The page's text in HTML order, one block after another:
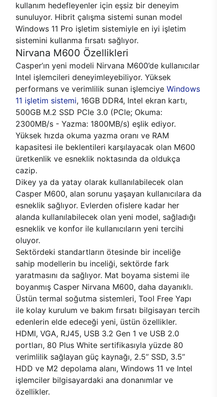
kullanım hedefleyenler için eşsiz bir deneyim
sunuluyor. Hibrit çalışma sistemi sunan model
Windows 11 Pro işletim sistemiyle en iyi işletim
sistemini kullanma fırsatı sağlıyor.
Nirvana M600 Özellikleri
Casper’ın yeni modeli Nirvana M600’de kullanıcılar
Intel işlemcileri deneyimleyebiliyor. Yüksek
performans ve verimlilik sunan işlemciye Windows
11 işletim sistemi, 16GB DDR4, Intel ekran kartı,
500GB M.2 SSD PCle 3.0 (PCle; Okuma:
2300MB/s - Yazma: 1800MB/s) eşlik ediyor.
Yüksek hızda okuma yazma oranı ve RAM
kapasitesi ile beklentileri karşılayacak olan M600
üretkenlik ve esneklik noktasında da oldukça
cazip.
Dikey ya da yatay olarak kullanılabilecek olan
Casper M600, alan sorunu yaşayan kullanıcılara da
esneklik sağlıyor. Evlerden ofislere kadar her
alanda kullanılabilecek olan yeni model, sağladığı
esneklik ve konfor ile kullanıcıların yeni tercihi
oluyor.
Sektördeki standartların ötesinde bir inceliğe
sahip modellerin bu inceliği, sektörde fark
yaratmasını da sağlıyor. Mat boyama sistemi ile
boyanmış Casper Nirvana M600, daha dayanıklı.
Üstün termal soğutma sistemleri, Tool Free Yapı
ile kolay kurulum ve bakım fırsatı bilgisayarı tercih
edenlerin elde edeceği yeni, üstün özellikler.
HDMI, VGA, RJ45, USB 3.2 Gen 1 ve USB 2.0
portları, 80 Plus White sertifikasıyla yüzde 80
verimlilik sağlayan güç kaynağı, 2.5’’ SSD, 3.5’’
HDD ve M2 depolama alanı, Windows 11 ve Intel
işlemciler bilgisayardaki ana donanımlar ve
özellikler.